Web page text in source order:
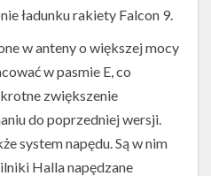
ładunku rakiety Falcon 9.
w anteny o większej mocy
w pasmie E, co
zwiększenie
do poprzedniej wersji.
system napędu. Są w nim
Halla napędzane